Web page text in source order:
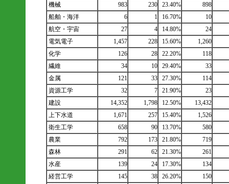
機械
983 230 23.40%
898
船舶・海洋
6 1 16.70%
10
航空・宇宙
27 4 14.80%
24
電気電子
1,457 228 15.60%
1,260
化学
126 28 22.20%
118
繊維
34 10 29.40%
33
金属
121 33 27.30%
114
資源工学
32 7 21.90%
23
建設
14,352 1,798 12.50% 13,432
上下水道
1,671 257 15.40%
1,526
衛生工学
658 90 13.70%
580
農業
792 173 21.80%
719
森林
291 62 21.30%
261
水産
139 24 17.30%
134
経営工学
145 38 26.20%
150